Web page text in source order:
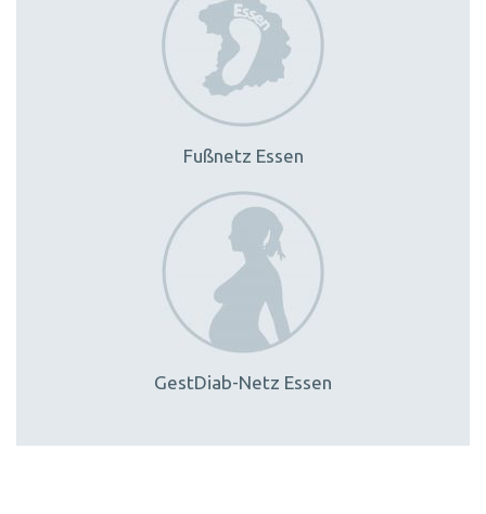
Fußnetz Essen
GestDiab-Netz Essen